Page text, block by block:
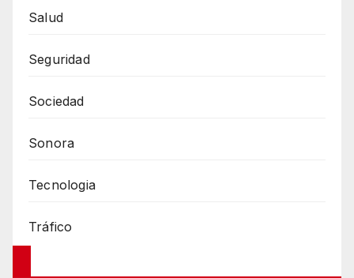
Salud
Seguridad
Sociedad
Sonora
Tecnologia
Tráfico